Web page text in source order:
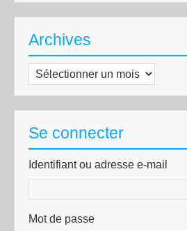
Archives
Archives
Se connecter
Identifiant ou adresse e-mail
Mot de passe